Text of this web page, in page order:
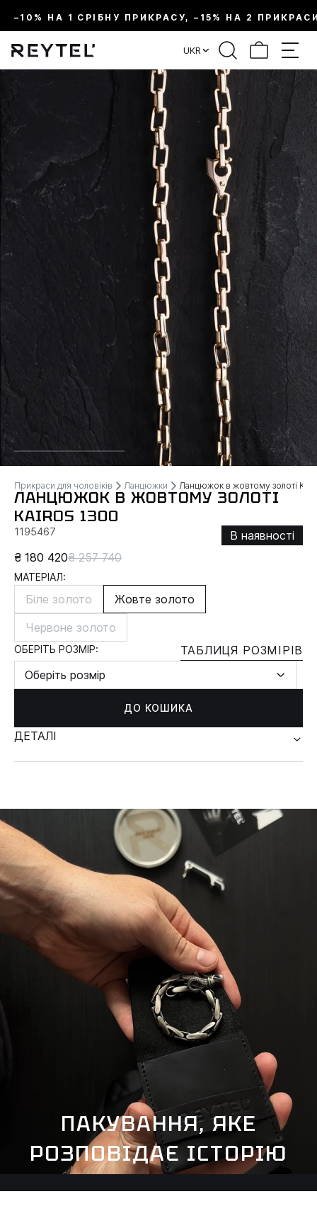
–10% НА 1 СРІБНУ ПРИКРАСУ, –15% НА 2
UKR
Прикраси для чоловіків Ланцюжки Ланцюжок в жовтому золоті
ЛАНЦЮЖОК В ЖОВТОМУ ЗОЛОТІ
KAIROS 1300
1195467
В наявності
₴ 180 420₴ 257 740
МАТЕРІАЛ:
Біле золото
Жовте золото
Червоне золото
ОБЕРІТЬ РОЗМІР:
ТАБЛИЦЯ РОЗМІРІВ
Оберіть розмір
ДО КОШИКА
ДЕТАЛІ
ПАКУВАННЯ, ЯКЕ
РОЗПОВІДАЄ ІСТОРІЮ